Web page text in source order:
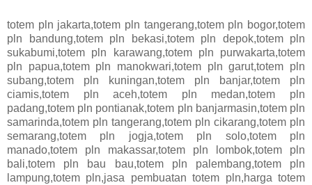
totem pln jakarta,totem pln tangerang,totem pln bogor,totem
pln bandung,totem pln bekasi,totem pln depok,totem pln
sukabumi,totem pln karawang,totem pln purwakarta,totem
pln papua,totem pln manokwari,totem pln garut,totem pln
subang,totem pln kuningan,totem pln banjar,totem pln
ciamis,totem pln aceh,totem pln medan,totem pln
padang,totem pln pontianak,totem pln banjarmasin,totem pln
samarinda,totem pln tangerang,totem pln cikarang,totem pln
semarang,totem pln jogja,totem pln solo,totem pln
manado,totem pln makassar,totem pln lombok,totem pln
bali,totem pln bau bau,totem pln palembang,totem pln
lampung,totem pln,jasa pembuatan totem pln,harga totem